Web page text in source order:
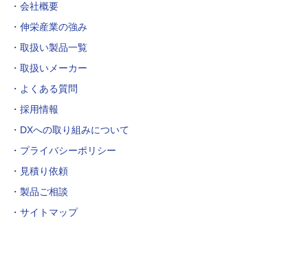
会社概要
伸栄産業の強み
取扱い製品一覧
取扱いメーカー
よくある質問
採用情報
DXへの取り組みについて
プライバシーポリシー
見積り依頼
製品ご相談
サイトマップ